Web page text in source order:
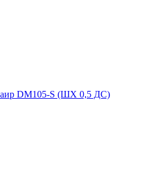
DM105-S (ШХ 0,5 ДС)